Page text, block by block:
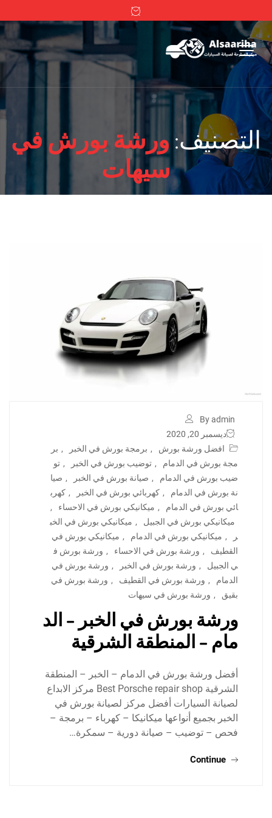
التصنيف: ورشة بورش في
سيهات
By admin
ديسمبر 20, 2020
افضل ورشة بورش
, برمجة بورش في الخبر , بر
مجة بورش في الدمام
, توضيب بورش في الخبر , تو
ضيب بورش في الدمام
, صيانة بورش في الخبر , صيا
نة بورش في الدمام
, كهربائي بورش في الخبر , كهرب
ائي بورش في الدمام
, ميكانيكي بورش في الاحساء
,
ميكانيكي بورش في الجبيل
, ميكانيكي بورش في الخب
ر
, ميكانيكي بورش في الدمام , ميكانيكي بورش في
القطيف
, ورشة بورش في الاحساء , ورشة بورش ف
ي الجبيل
, ورشة بورش في الخبر , ورشة بورش في
الدمام
, ورشة بورش في القطيف , ورشة بورش في
بقيق
, ورشة بورش في سيهات
ورشة بورش في الخبر – الد
مام – المنطقة الشرقية
أفضل ورشة بورش في الدمام – الخبر – المنطقة
الشرقية Best Porsche repair shop مركز الابداع
لصيانة السيارات أفضل مركز لصيانة بورش في
الخبر بجميع أنواعها ميكانيكا – كهرباء – برمجة –
فحص – توضيب – صيانة دورية – سمكرة…
Continue